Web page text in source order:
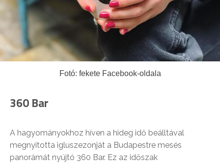
Fotó: fekete Facebook-oldala
360 Bar
A hagyományokhoz híven a hideg idő beálltával
megnyitotta igluszezonját a Budapestre mesés
panorámát nyújtó 360 Bar. Ez az időszak